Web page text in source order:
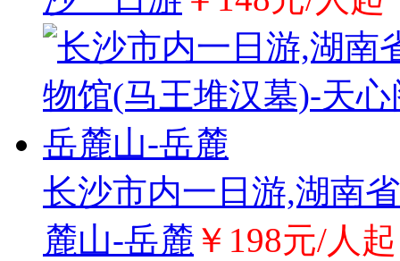
长沙市内一日游,湖南
麓山-岳麓 ￥198元/人起